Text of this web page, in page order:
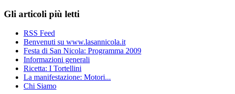
Gli articoli più letti
RSS Feed
Benvenuti su www.lasannicola.it
Festa di San Nicola: Programma 2009
Informazioni generali
Ricetta: I Tortellini
La manifestazione: Motori...
Chi Siamo